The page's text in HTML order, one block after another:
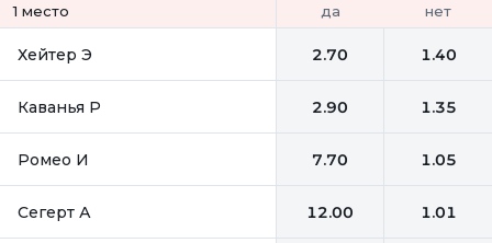
1 место да нет
Хейтер Э 2.70 1.40
Каванья Р 2.90 1.35
Ромео И 7.70 1.05
Сегерт А 12.00 1.01